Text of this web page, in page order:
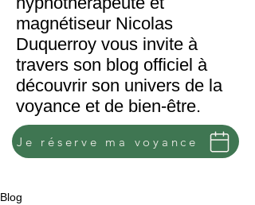
magnétiseur Nicolas
Duquerroy vous invite à
travers son blog officiel à
découvrir son univers de la
voyance et de bien-être.
Je réserve ma voyance
Blog